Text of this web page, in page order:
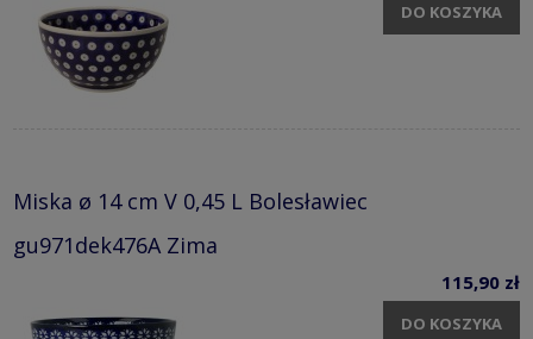
DO KOSZYKA
Miska ø 14 cm V 0,45 L Bolesławiec
gu971dek476A Zima
115,90 zł
DO KOSZYKA